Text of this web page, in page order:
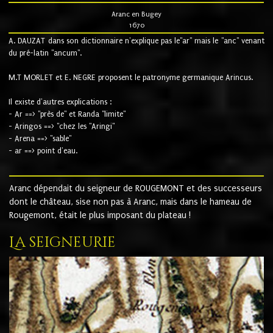
Aranc en Bugey
1670
A. DAUZAT dans son dictionnaire n'explique pas le"ar" mais le "anc" venant
du pré-latin "ancum".
M.T MORLET et E. NEGRE proposent le patronyme germanique Arincus.
Il existe d'autres explications :
- Ar ==> "près de" et Randa "limite"
- Aringos ==> "chez les "Aringi"
- Arena ==> "sable"
- ar ==> point d'eau.
Aranc dépendait du seigneur de ROUGEMONT et des successeurs
dont le château, sise non pas à Aranc, mais dans le hameau de
Rougemont, était le plus imposant du plateau !
La seigneurie